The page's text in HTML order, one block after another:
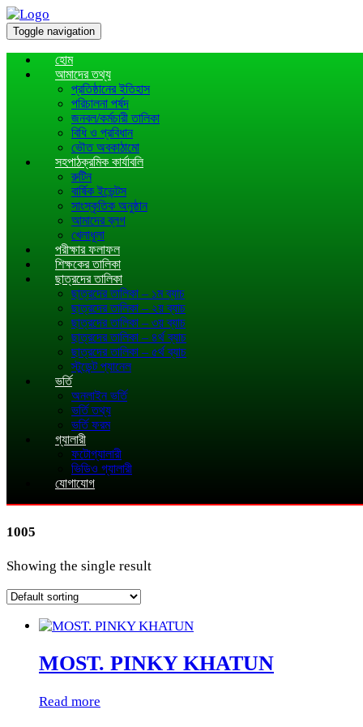
Toggle navigation
হোম
আমাদের তথ্য
প্রতিষ্ঠানের ইতিহাস
পরিচালনা পর্ষদ
জনবল/কর্মচারী তালিকা
বিধি ও প্রবিধান
ভৌত অবকাঠামো
সহপাঠক্রমিক কার্যাবলি
রুটিন
বার্ষিক ইভেন্টস
সাংস্কৃতিক অনুষ্ঠান
আমাদের ব্লগ
খেলাধূলা
পরীক্ষার ফলাফল
শিক্ষকের তালিকা
ছাত্রদের তালিকা
ছাত্রদের তালিকা – ১ম ব্যাচ
ছাত্রদের তালিকা – ২য় ব্যাচ
ছাত্রদের তালিকা – ৩য় ব্যাচ
ছাত্রদের তালিকা – ৪র্থ ব্যাচ
ছাত্রদের তালিকা – ৫র্থ ব্যাচ
স্টুডেন্ট প্যানেল
ভর্তি
অনলাইন ভর্তি
ভর্তি তথ্য
ভর্তি ফরম
গ্যালারী
ফটোগ্যালারী
ভিডিও গ্যালারী
যোগাযোগ
1005
Showing the single result
MOST. PINKY KHATUN
Read more